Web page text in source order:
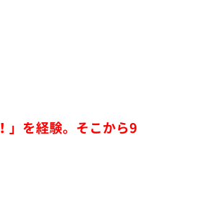
」を経験。そこから9